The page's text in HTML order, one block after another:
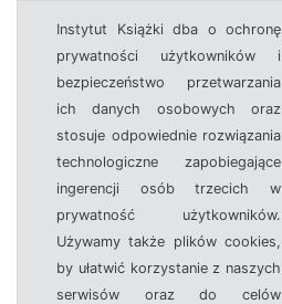
Instytut Książki dba o ochronę
prywatności użytkowników i
bezpieczeństwo przetwarzania
ich danych osobowych oraz
stosuje odpowiednie rozwiązania
technologiczne zapobiegające
ingerencji osób trzecich w
prywatność użytkowników.
Używamy także plików cookies,
by ułatwić korzystanie z naszych
serwisów oraz do celów